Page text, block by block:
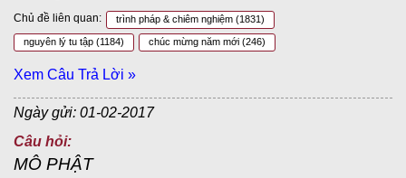
Chủ đề liên quan: trình pháp & chiêm nghiệm (1831)
nguyên lý tu tập (1184) chúc mừng năm mới (246)
Xem Câu Trả Lời »
Ngày gửi: 01-02-2017
Câu hỏi:
MÔ PHẬT